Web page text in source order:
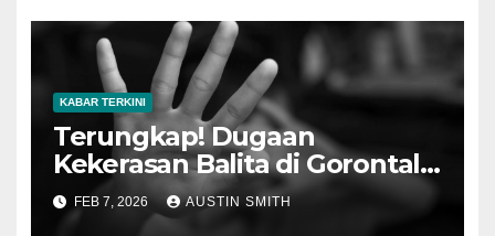
KABAR TERKINI
Terungkap! Dugaan
Kekerasan Balita di Gorontalo
Sudah Lama Diketahui
Keluarga
FEB 7, 2026 AUSTIN SMITH